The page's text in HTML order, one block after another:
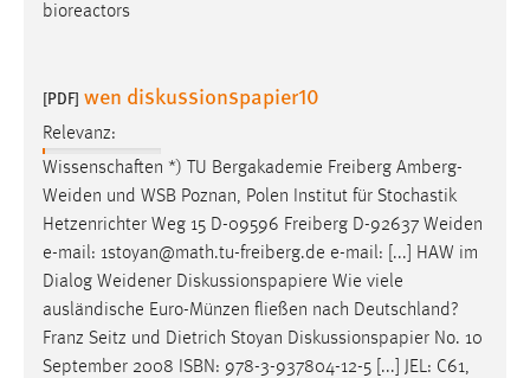
bioreactors
[PDF] wen diskussionspapier10
Relevanz:
Wissenschaften *) TU Bergakademie Freiberg Amberg-
Weiden und WSB Poznan, Polen Institut für Stochastik
Hetzenrichter Weg 15 D-09596 Freiberg D-92637 Weiden
e-mail: 1stoyan@math.tu-freiberg.de e-mail: [...] HAW im
Dialog Weidener Diskussionspapiere Wie viele
ausländische Euro-Münzen fließen nach Deutschland?
Franz Seitz und Dietrich Stoyan Diskussionspapier No. 10
September 2008 ISBN: 978-3-937804-12-5 [...] JEL: C61,